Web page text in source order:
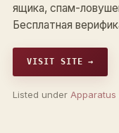
ящика, спам-
Бесплатная
VISIT SITE →
Listed under Apparatus